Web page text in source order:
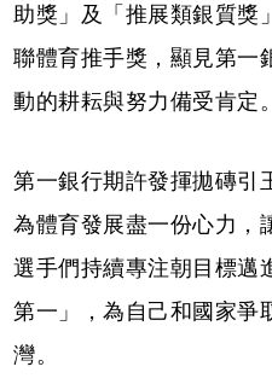
助獎」及「推展類銀質獎
聯體育推手獎，顯見第一
動的耕耘與努力備受肯定。
第一銀行期許發揮拋磚引
為體育發展盡一份心力，
選手們持續專注朝目標邁
第一」，為自己和國家爭
灣。